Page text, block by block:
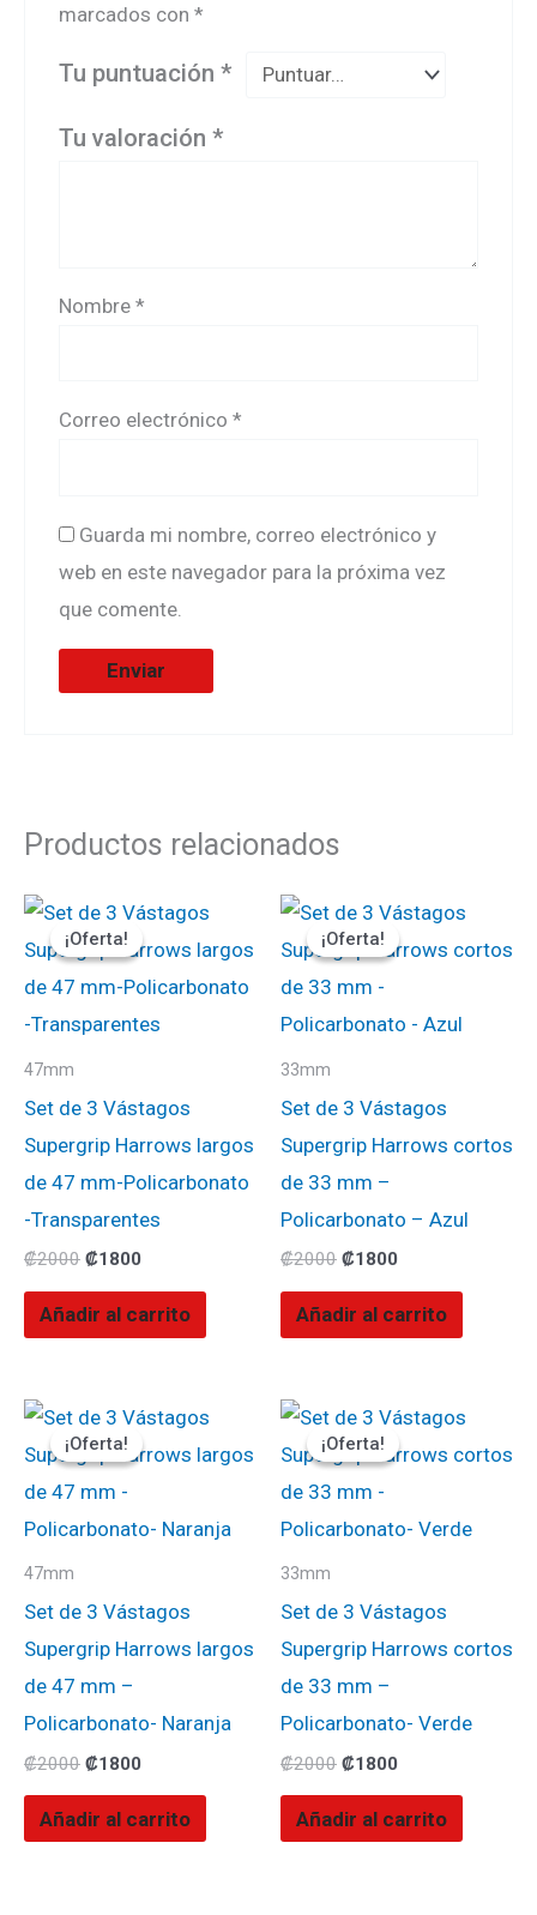
marcados con*
Tu puntuación*
Tu valoración*
Nombre*
Correo electrónico*
Guarda mi nombre, correo electrónico y
web en este navegador para la próxima vez
que comente.
Productos relacionados
¡Oferta!
¡Oferta!
47mm
Set de 3 Vástagos
Supergrip Harrows largos
de 47 mm-Policarbonato
-Transparentes
₡2000
El
precio
original
₡2000.
₡1800
El
precio
actual
₡1800.
Añadir al carrito
¡Oferta!
¡Oferta!
33mm
Set de 3 Vástagos
Supergrip Harrows cortos
de 33 mm –
Policarbonato – Azul
₡2000
El
precio
original
₡2000.
₡1800
El
precio
actual
Añadir al carrito
¡Oferta!
¡Oferta!
47mm
Set de 3 Vástagos
Supergrip Harrows largos
de 47 mm –
Policarbonato- Naranja
₡2000
El
precio
original
₡2000.
₡1800
El
precio
actual
Añadir al carrito
¡Oferta!
¡Oferta!
33mm
Set de 3 Vástagos
Supergrip Harrows cortos
de 33 mm –
Policarbonato- Verde
₡2000
El
precio
original
₡2000.
₡1800
El
precio
actual
Añadir al carrito